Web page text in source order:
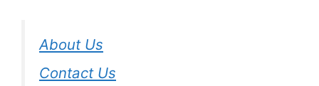
About Us
Contact Us